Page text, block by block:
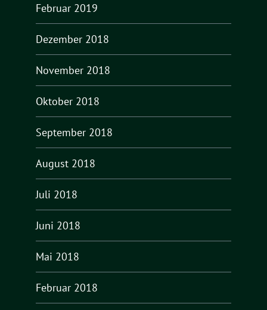
Februar 2019
Dezember 2018
November 2018
Oktober 2018
September 2018
August 2018
Juli 2018
Juni 2018
Mai 2018
Februar 2018